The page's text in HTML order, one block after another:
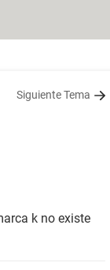
Siguiente Tema
k no existe